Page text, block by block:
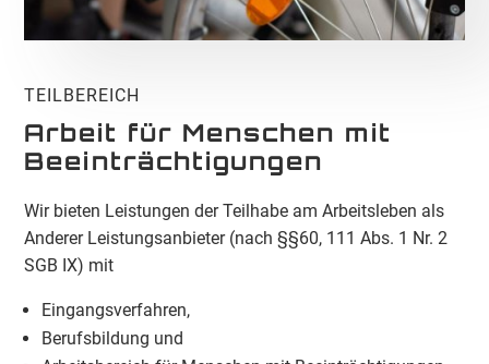
TEILBEREICH
Arbeit für Menschen mit
Beeinträchtigungen
Wir bieten Leistungen der Teilhabe am Arbeitsleben als
Anderer Leistungsanbieter (nach §§60, 111 Abs. 1 Nr. 2
SGB IX) mit
Eingangsverfahren,
Berufsbildung und